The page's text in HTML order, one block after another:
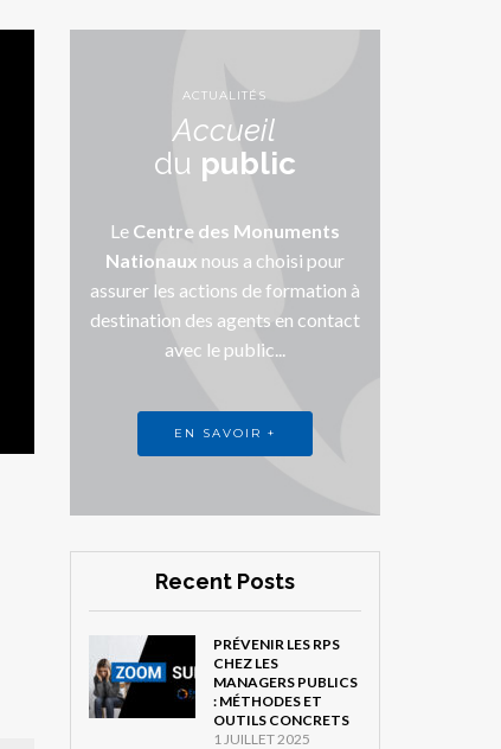
ACTUALITÉS
Accueil
du public
Le Centre des Monuments
Nationaux nous a choisi pour
assurer les actions de formation à
destination des agents en contact
avec le public...
EN SAVOIR +
Recent Posts
PRÉVENIR LES RPS
CHEZ LES
MANAGERS PUBLICS
: MÉTHODES ET
OUTILS CONCRETS
1 JUILLET 2025